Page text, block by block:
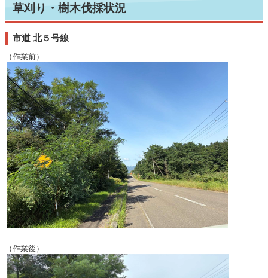
草刈り・樹木伐採状況
市道 北５号線
（作業前）
（作業後）